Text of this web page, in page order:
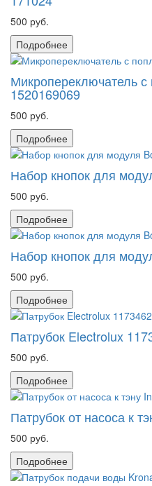
500 руб.
Подробнее
Микропереключатель
1520169069
500 руб.
Подробнее
Набор кнопок для
500 руб.
Подробнее
Набор кнопок для
500 руб.
Подробнее
Патрубок Electrolux
500 руб.
Подробнее
Патрубок от насоса к
500 руб.
Подробнее